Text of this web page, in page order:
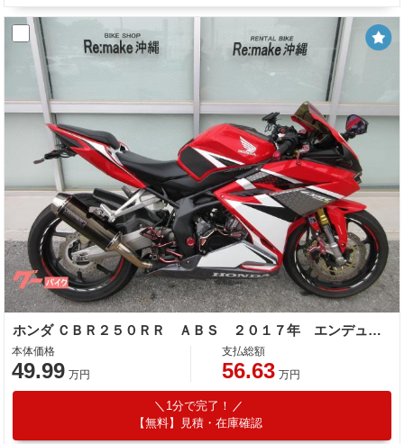
ホンダ ＣＢＲ２５０ＲＲ ＡＢＳ ２０１７年 エンデュランス製バックステップ エンジンスライダー モリワキサイレンサー フェンダーレス他
本体価格
49.99 万円
支払総額
56.63 万円
1分で完了！
【無料】見積・在庫確認